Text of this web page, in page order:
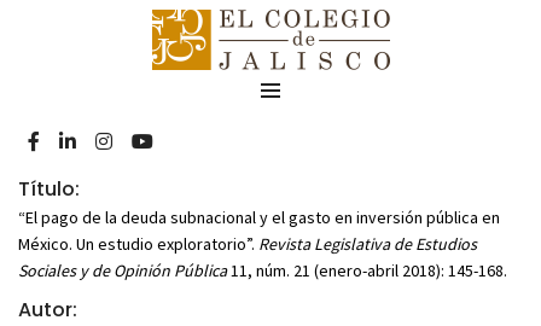
Título:
“El pago de la deuda subnacional y el gasto en inversión pública en
México. Un estudio exploratorio”. Revista Legislativa de Estudios
Sociales y de Opinión Pública11, núm. 21 (enero-abril 2018): 145-168.
Autor: